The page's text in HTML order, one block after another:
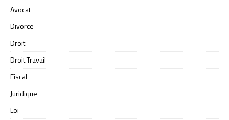
Avocat
Divorce
Droit
Droit Travail
Fiscal
Juridique
Loi